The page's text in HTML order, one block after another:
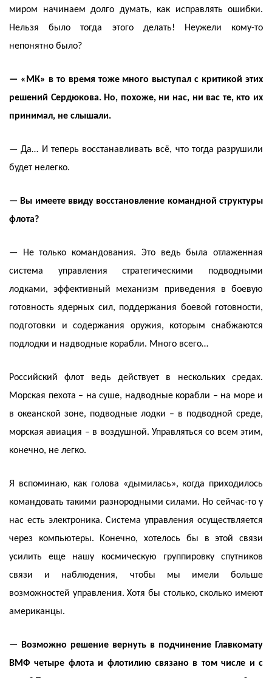
миром начинаем долго думать, как исправлять ошибки.
Нельзя было тогда этого делать! Неужели кому-то
непонятно было?
— «МК» в то время тоже много выступал с критикой этих
решений Сердюкова. Но, похоже, ни нас, ни вас те, кто их
принимал, не слышали.
— Да… И теперь восстанавливать всё, что тогда разрушили
будет нелегко.
— Вы имеете ввиду восстановление командной структуры
флота?
— Не только командования. Это ведь была отлаженная
система управления стратегическими подводными
лодками, эффективный механизм приведения в боевую
готовность ядерных сил, поддержания боевой готовности,
подготовки и содержания оружия, которым снабжаются
подлодки и надводные корабли. Много всего…
Российский флот ведь действует в нескольких средах.
Морская пехота – на суше, надводные корабли – на море и
в океанской зоне, подводные лодки – в подводной среде,
морская авиация – в воздушной. Управляться со всем этим,
конечно, не легко.
Я вспоминаю, как голова «дымилась», когда приходилось
командовать такими разнородными силами. Но сейчас-то у
нас есть электроника. Система управления осуществляется
через компьютеры. Конечно, хотелось бы в этой связи
усилить еще нашу космическую группировку спутников
связи и наблюдения, чтобы мы имели больше
возможностей управления. Хотя бы столько, сколько имеют
американцы.
— Возможно решение вернуть в подчинение Главкомату
ВМФ четыре флота и флотилию связано в том числе и с